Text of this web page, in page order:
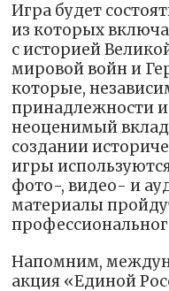
Игра будет
из которых
с историей
мировой войн и
которые,
принадлежности и
неоценимый
создании
игры
фото-, видео- и
материалы
Напомним,
акция «Единой